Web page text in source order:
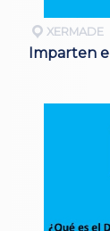
XERMADE
Imparten